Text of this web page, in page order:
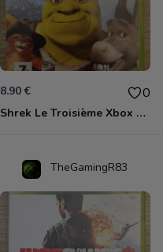
8.90 € 0
Shrek Le Troisième Xbox 360
TheGamingR83